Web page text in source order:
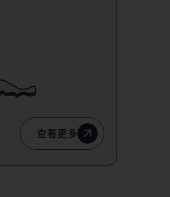
查看更多